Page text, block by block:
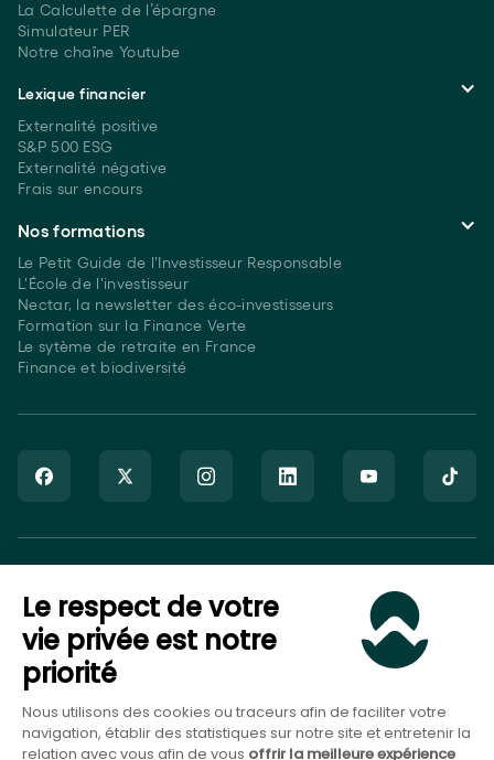
Le respect de votre
vie privée est notre
priorité
Nous utilisons des cookies ou traceurs afin de faciliter votre
navigation, établir des statistiques sur notre site et entretenir la
relation avec vous afin de vous offrir la meilleure expérience
La Calculette de l’épargne
Simulateur PER
Notre chaîne Youtube
Lexique financier
Externalité positive
S&P 500 ESG
Externalité négative
Frais sur encours
Nos formations
Le Petit Guide de l'Investisseur Responsable
L'École de l'investisseur
Nectar, la newsletter des éco-investisseurs
Formation sur la Finance Verte
Le sytème de retraite en France
Finance et biodiversité
20007544 en tant que Courtier en Assurance (COA), Mandataire
non-exclusif en opérations de banque et en services de
paiement (MOBSP), activités régulées par l’ACPR et en tant que
Conseiller en Investissement Financier (CIF), activité régulée par
l’AMF.